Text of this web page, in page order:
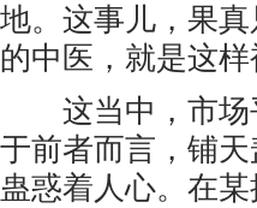
地。这事儿，果
的中医，就是这样
这当中，市场
于前者而言，铺
蛊惑着人心。在